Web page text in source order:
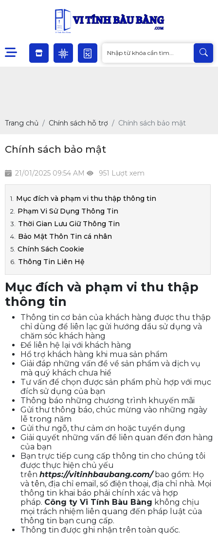
Trang chủ Chính sách hỗ trợ Chính sách bảo mật
Chính sách bảo mật
21/01/2025 09:54 AM 951 Lượt xem
Mục đích và phạm vi thu thập thông tin
Phạm Vi Sử Dụng Thông Tin
Thời Gian Lưu Giữ Thông Tin
Bảo Mật Thôn Tin cá nhân
Chính Sách Cookie
Thông Tin Liên Hệ
Mục đích và phạm vi thu thập
thông tin
Thông tin cơ bản của khách hàng được thu thập
chỉ dùng để liên lạc gửi hướng dầu sử dụng và
chăm sóc khách hàng
Để liên hệ lại với khách hàng
Hổ trợ khách hàng khi mua sản phẩm
Giải đáp những vấn đề về sản phẩm và dịch vụ
mà quý khách chưa hiể
Tư vấn để chọn được sản phẩm phù hợp với mục
đích sử dụng của bạn
Thông báo những chương trình khuyến mãi
Gửi thư thông báo, chúc mừng vào những ngày
lễ trong năm
Gửi thư ngõ, thư cảm ơn hoặc tuyển dụng
Giải quyết những vấn đề liên quan đến đơn hàng
của bạn
Bạn trực tiếp cung cấp thông tin cho chúng tôi
được thực hiện chủ yếu
trên https://vitinhbaubang.com/bao gồm: Họ
và tên, địa chỉ email, số điện thoại, địa chỉ nhà. Mọi
thông tin khai báo phải chính xác và hợp
pháp. Công ty Vi Tính Bàu Bàng không chịu
mọi trách nhiệm liên quang đến pháp luật của
thông tin bạn cung cấp.
Thông tin được ghi nhận trên toàn quốc.